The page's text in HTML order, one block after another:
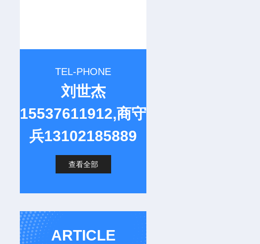
TEL-PHONE
刘世杰
15537611912,商守
兵13102185889
查看全部
ARTICLE